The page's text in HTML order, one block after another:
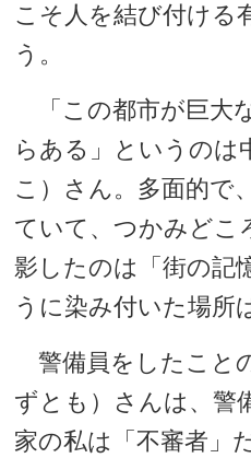
こそ人を結び付ける
う。
「この都市が巨大
らある」というのは
こ）さん。多面的で
ていて、つかみどこ
影したのは「街の記
うに染み付いた場所
警備員をしたこと
ずとも）さんは、警
家の私は「不審者」